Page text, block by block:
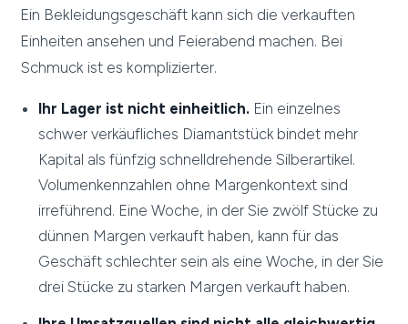
Ein Bekleidungsgeschäft kann sich die verkauften
Einheiten ansehen und Feierabend machen. Bei
Schmuck ist es komplizierter.
Ihr Lager ist nicht einheitlich. Ein einzelnes
schwer verkäufliches Diamantstück bindet mehr
Kapital als fünfzig schnelldrehende Silberartikel.
Volumenkennzahlen ohne Margenkontext sind
irreführend. Eine Woche, in der Sie zwölf Stücke zu
dünnen Margen verkauft haben, kann für das
Geschäft schlechter sein als eine Woche, in der Sie
drei Stücke zu starken Margen verkauft haben.